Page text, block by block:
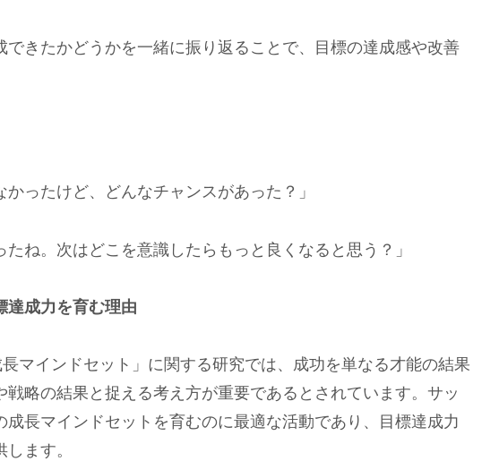
できたかどうかを一緒に振り返ることで、目標の達成感や改善
かったけど、どんなチャンスがあった？」
たね。次はどこを意識したらもっと良くなると思う？」
達成力を育む理由
マインドセット」に関する研究では、成功を単なる才能の結果
戦略の結果と捉える考え方が重要であるとされています。サッ
成長マインドセットを育むのに最適な活動であり、目標達成力
ます。